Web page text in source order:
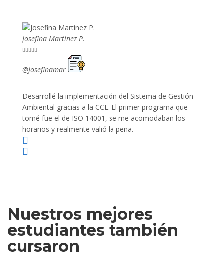
Josefina Martinez P.

@Josefinamar
Desarrollé la implementación del Sistema de Gestión
Ambiental gracias a la CCE. El primer programa que
tomé fue el de ISO 14001, se me acomodaban los
horarios y realmente valió la pena.
Nuestros mejores
estudiantes también
cursaron